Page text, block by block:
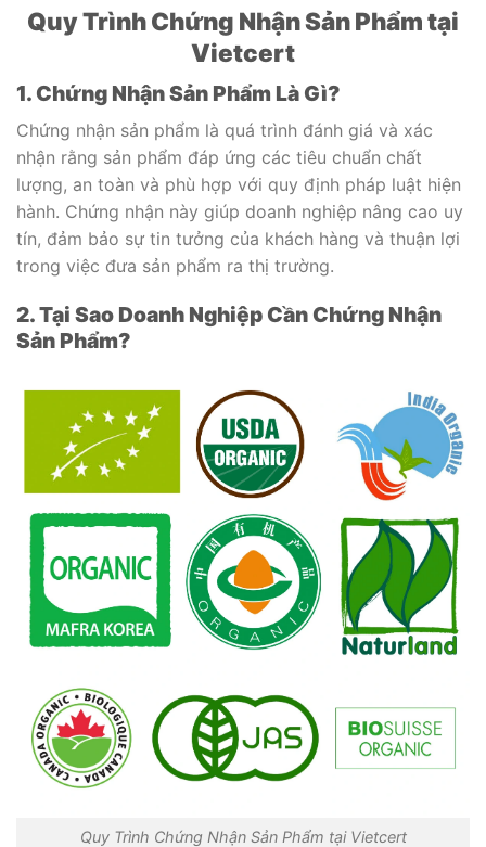
Quy Trình Chứng Nhận Sản Phẩm tại
Vietcert
1. Chứng Nhận Sản Phẩm Là Gì?
Chứng nhận sản phẩm là quá trình đánh giá và xác
nhận rằng sản phẩm đáp ứng các tiêu chuẩn chất
lượng, an toàn và phù hợp với quy định pháp luật hiện
hành. Chứng nhận này giúp doanh nghiệp nâng cao uy
tín, đảm bảo sự tin tưởng của khách hàng và thuận lợi
trong việc đưa sản phẩm ra thị trường.
2. Tại Sao Doanh Nghiệp Cần Chứng Nhận
Sản Phẩm?
Quy Trình Chứng Nhận Sản Phẩm tại Vietcert